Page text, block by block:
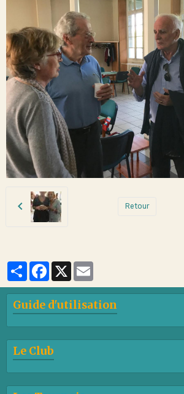
Retour
PartagerFacebook
X
Guide d'utilisation
Le Club